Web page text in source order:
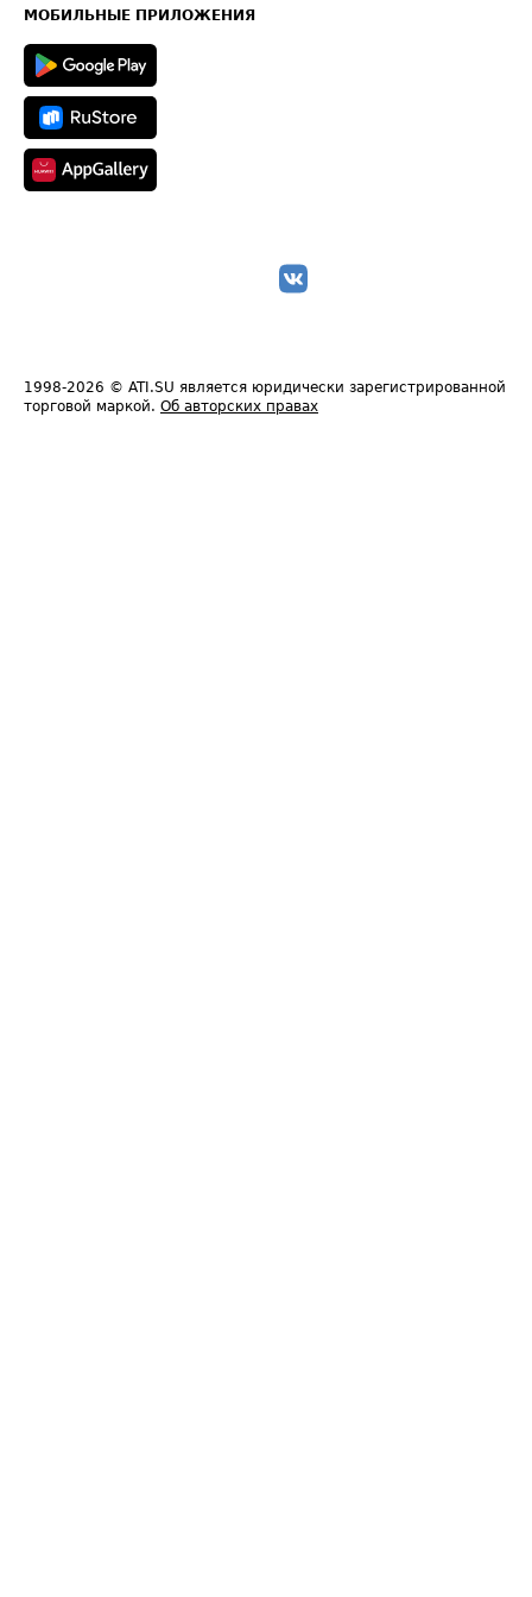
Техническая информация
МОБИЛЬНЫЕ ПРИЛОЖЕНИЯ
1998-2026 © ATI.SU является юридически зарегистрированной
торговой маркой. Об авторских правах